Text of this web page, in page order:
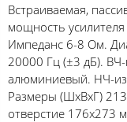
Встраиваемая,
мощность
Импеданс 6-8 Ом.
20000 Гц (±3 дБ).
алюминиевый. НЧ-
Размеры (ШхВхГ)
отверстие 176x273